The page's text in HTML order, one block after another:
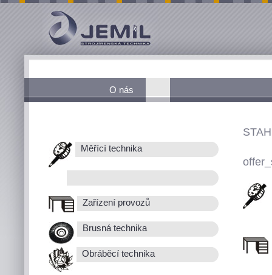
O nás
Měřící technika
Zařízení provozů
Brusná technika
Obráběcí technika